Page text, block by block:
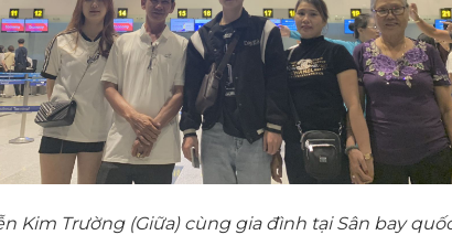
Kim Trường (Giữa) cùng gia đình tại Sân bay